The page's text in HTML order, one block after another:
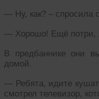
— Ну, как? – спросила
— Хорошо! Ещё потри,
В предбаннике они
домой.
— Ребята, идите
смотрел телевизор,